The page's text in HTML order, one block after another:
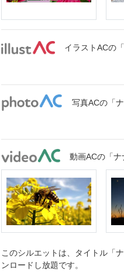
イラストACの
写真ACの「
動画ACの「
このシルエットは、タイトル「
ンロードし放題です。